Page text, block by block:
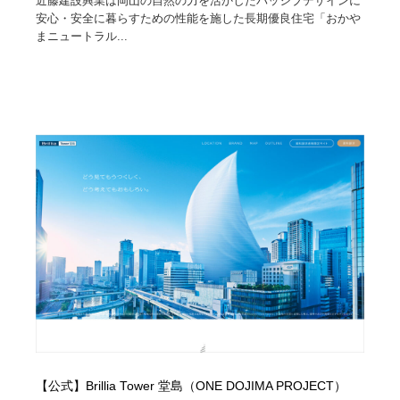
安心・安全に暮らすための性能を施した長期優良住宅「おかや
まニュートラル...
【公式】Brillia Tower 堂島（ONE DOJIMA PROJECT）